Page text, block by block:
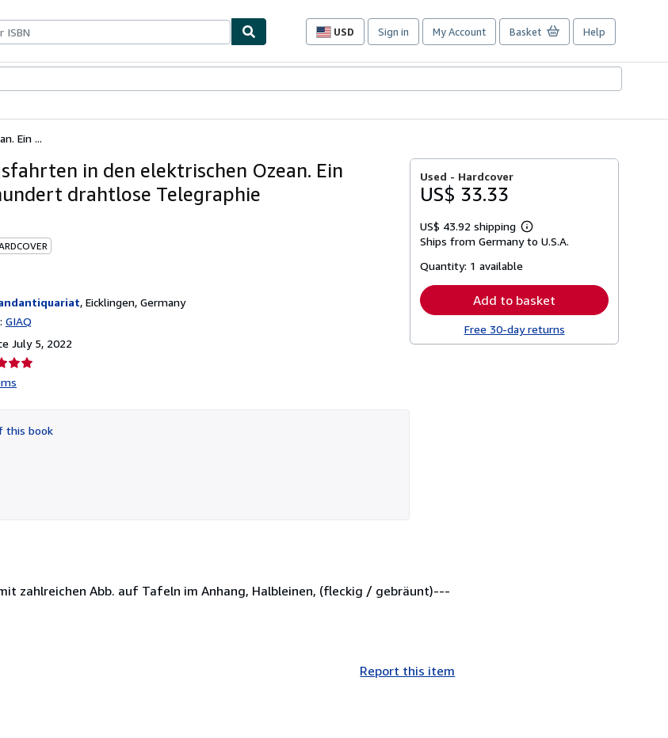
USD
Site
preferences
Sign in My Account Basket Help
Ein ...
in den elektrischen Ozean. Ein
drahtlose Telegraphie
, Eicklingen, Germany
GIAQ
July 5, 2022
this book
Used - Hardcover
US$ 33.33
US$ 43.92 shipping
Learn
more
Ships from Germany to U.S.A.
Quantity: 1 available
Add to basket
Free 30-day returns
zahlreichen Abb. auf Tafeln im Anhang, Halbleinen, (fleckig / gebräunt)---
Report this item